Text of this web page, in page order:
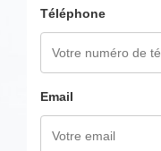
Téléphone
Email